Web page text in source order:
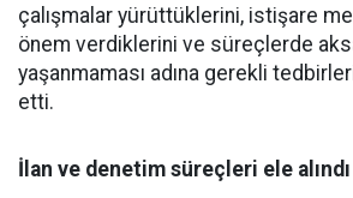
çalışmalar yürüttüklerini, istişare
önem verdiklerini ve süreçlerde
yaşanmaması adına gerekli
etti.
İlan ve denetim süreçleri ele alındı